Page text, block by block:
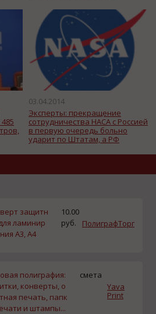
03.04.2014
Эксперты: прекращение
сотрудничества НАСА с Россией
в первую очередь больно
ударит по Штатам, а РФ
собственные масштабные
защитн
ламинир
A3, А4
10.00
руб.
ПолиграфТорг
полиграфия:
конверты, о
печать, папк
и штампы...
смета
Yava
Print